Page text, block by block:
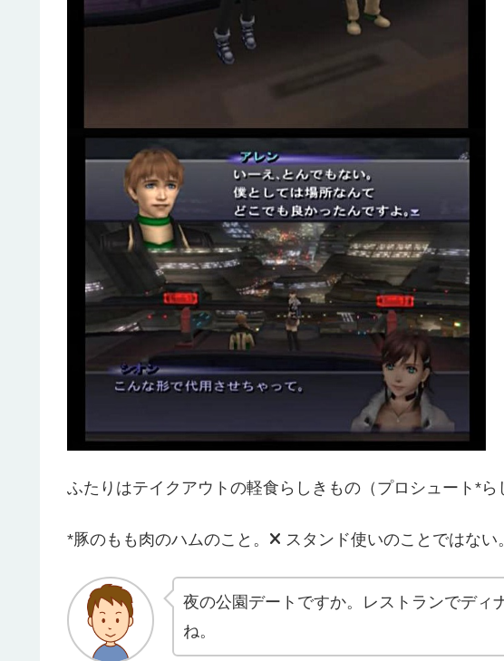
ふたりはテイクアウトの軽食らしきもの（プロシュート*ら
*豚のもも肉のハムのこと。 スタンド使いのことではない。
夜の公園デートですか。レストランでディ
ね。